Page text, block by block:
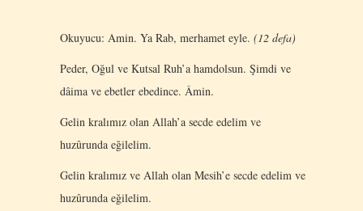
Okuyucu: Amin. Ya Rab, merhamet eyle. (12 defa)
Peder, Oğul ve Kutsal Ruh’a hamdolsun. Şimdi ve
dâima ve ebetler ebedince. Âmin.
Gelin kralımız olan Allah’a secde edelim ve
huzûrunda eğilelim.
Gelin kralımız ve Allah olan Mesih’e secde edelim ve
huzûrunda eğilelim.